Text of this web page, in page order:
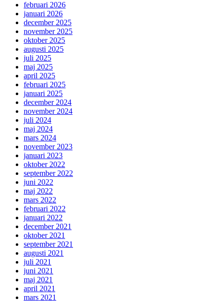
februari 2026
januari 2026
december 2025
november 2025
oktober 2025
augusti 2025
juli 2025
maj 2025
april 2025
februari 2025
januari 2025
december 2024
november 2024
juli 2024
maj 2024
mars 2024
november 2023
januari 2023
oktober 2022
september 2022
juni 2022
maj 2022
mars 2022
februari 2022
januari 2022
december 2021
oktober 2021
september 2021
augusti 2021
juli 2021
juni 2021
maj 2021
april 2021
mars 2021